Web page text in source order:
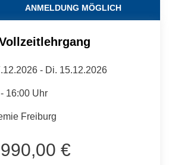
ANMELDUNG MÖGLICH
- Di. 15.12.2026
16:00 Uhr
Freiburg
990,00 €